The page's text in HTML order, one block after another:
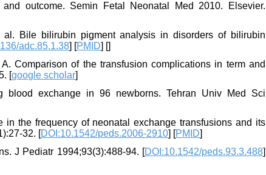
outcome. Semin Fetal Neonatal Med 2010. Elsevier.
Bile bilirubin pigment analysis in disorders of bilirubin
adc.85.1.38] [PMID] []
Comparison of the transfusion complications in term and
[google scholar]
blood exchange in 96 newborns. Tehran Univ Med Sci
the frequency of neonatal exchange transfusions and its
32. [DOI:10.1542/peds.2006-2910] [PMID]
J Pediatr 1994;93(3):488-94. [DOI:10.1542/peds.93.3.488]